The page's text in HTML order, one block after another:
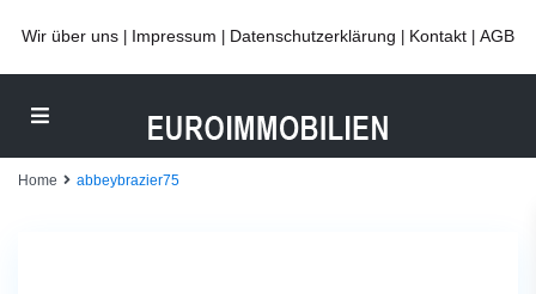
Wir über uns Impressum Datenschutzerklärung Kontakt AGB
Home abbeybrazier75